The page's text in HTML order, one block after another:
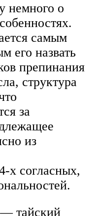
немного о
самым
его назвать
препинания
структура
за
из
х согласных,
— тайский